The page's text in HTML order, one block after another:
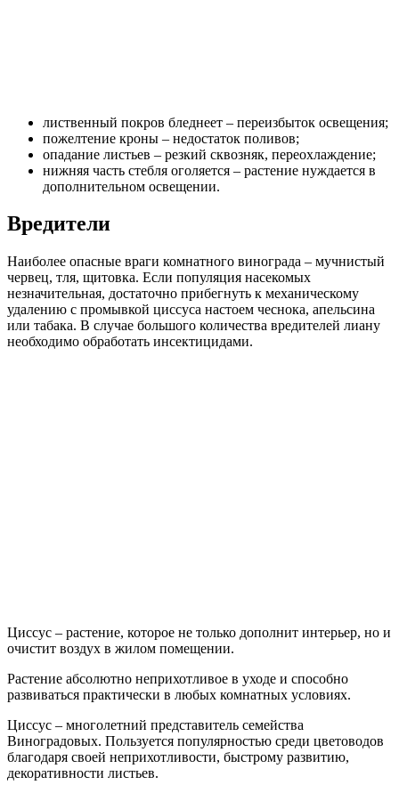
лиственный покров бледнеет – переизбыток освещения;
пожелтение кроны – недостаток поливов;
опадание листьев – резкий сквозняк, переохлаждение;
нижняя часть стебля оголяется – растение нуждается в
дополнительном освещении.
Вредители
Наиболее опасные враги комнатного винограда – мучнистый
червец, тля, щитовка. Если популяция насекомых
незначительная, достаточно прибегнуть к механическому
удалению с промывкой циссуса настоем чеснока, апельсина
или табака. В случае большого количества вредителей лиану
необходимо обработать инсектицидами.
Циссус – растение, которое не только дополнит интерьер, но и
очистит воздух в жилом помещении.
Растение абсолютно неприхотливое в уходе и способно
развиваться практически в любых комнатных условиях.
Циссус – многолетний представитель семейства
Виноградовых. Пользуется популярностью среди цветоводов
благодаря своей неприхотливости, быстрому развитию,
декоративности листьев.